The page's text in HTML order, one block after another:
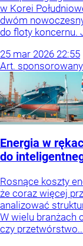
w Korei
dwóm
do floty koncernu.
25 mar 2026 22:55
Art. sponsorowany
Energia w
do
Rosnące koszty
że coraz więcej
analizować
W wielu branżach
czy